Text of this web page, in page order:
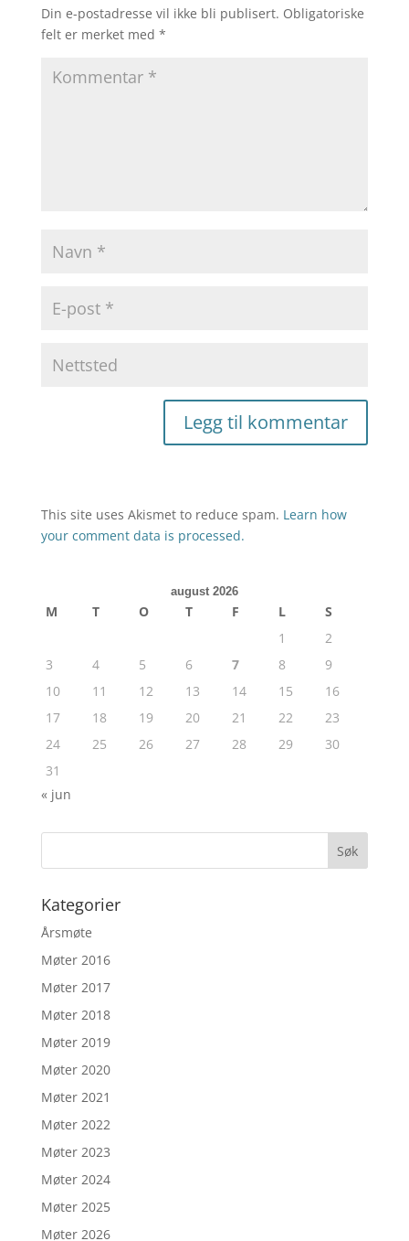
Din e-postadresse vil ikke bli publisert. Obligatoriske
felt er merket med *
This site uses Akismet to reduce spam. Learn how
your comment data is processed.
august 2026
M T O T F L
S
1
2
3
4 5 6 7 8
9
10
11 12 13 14 15
16
17
18 19 20 21 22
23
24
25 26 27 28 29
30
31
« jun
Kategorier
Årsmøte
Møter 2016
Møter 2017
Møter 2018
Møter 2019
Møter 2020
Møter 2021
Møter 2022
Møter 2023
Møter 2024
Møter 2025
Møter 2026